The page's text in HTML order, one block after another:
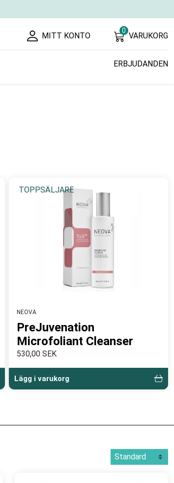
MITT KONTO
0
VARUKORG
ERBJUDANDEN
TOPPSÄLJARE
NEOVA
PreJuvenation
Microfoliant Cleanser
530,00 SEK
Lägg i varukorg